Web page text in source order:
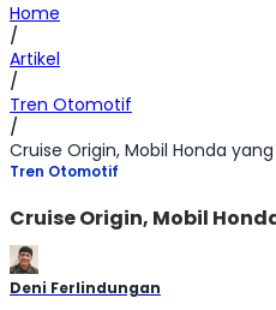
Home
/
Artikel
/
Tren Otomotif
/
Cruise Origin, Mobil Honda
Tren Otomotif
Cruise Origin, Mobil
Deni Ferlindungan